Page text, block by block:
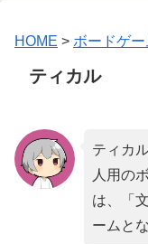
HOME > ボードゲー
ティカル
ティカ
人用の
は、「
ームと